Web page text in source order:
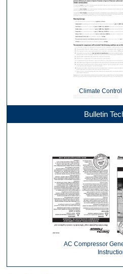
Climate Control
Bulletin
AC Compressor